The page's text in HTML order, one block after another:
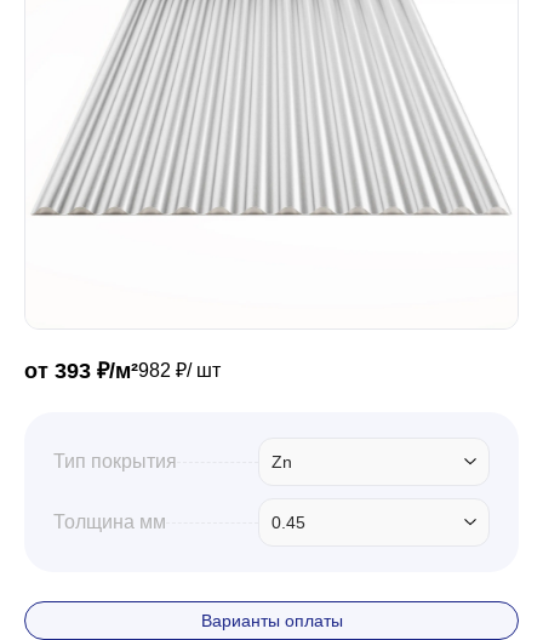
Сваи винтовые
Забор
Кровля
Профили для гипсокартона
Другие товары
от 393 ₽/м²982 ₽/ шт
Тип покрытия Zn
Толщина мм 0.45
Варианты оплаты